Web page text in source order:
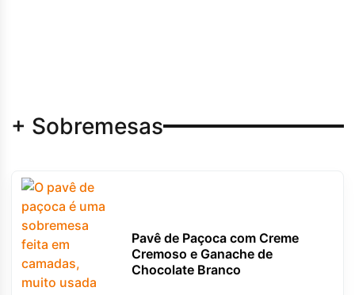
+ Sobremesas
Pavê de Paçoca com Creme
Cremoso e Ganache de
Chocolate Branco